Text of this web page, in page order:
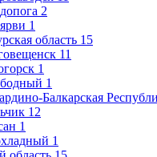
2
1
область 15
11
1
1
Балкарская
12
1
1